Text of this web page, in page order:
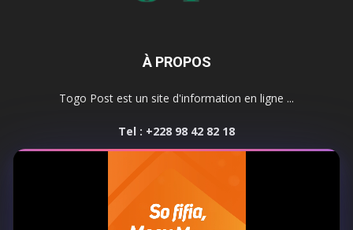
À PROPOS
Togo Post est un site d'information en ligne ...
Tel : +228 98 42 82 18
SUIVEZ NOUS